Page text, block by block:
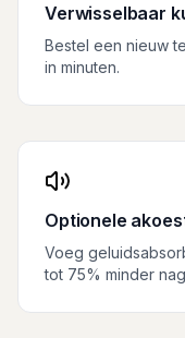
Verwisselbaar
Bestel een nieuw
in minuten.
Optionele
Voeg
tot 75% minder